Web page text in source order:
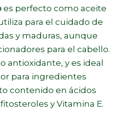
es perfecto como aceite
para el cuidado de
y maduras, aunque
para el cabello.
antioxidante, y es ideal
para ingredientes
contenido en ácidos
y Vitamina E.